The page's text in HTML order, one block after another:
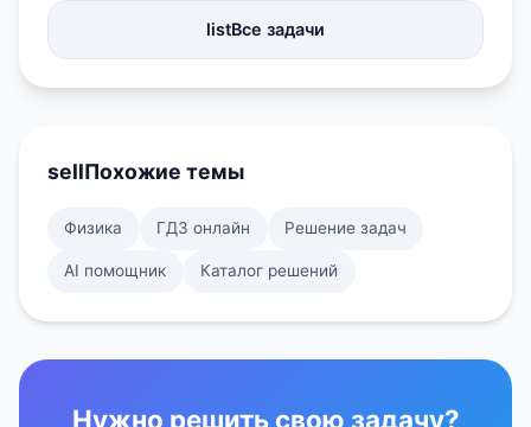
listВсе задачи
sellПохожие темы
Физика ГДЗ онлайн Решение задач
AI помощник Каталог решений
Нужно решить свою задачу?